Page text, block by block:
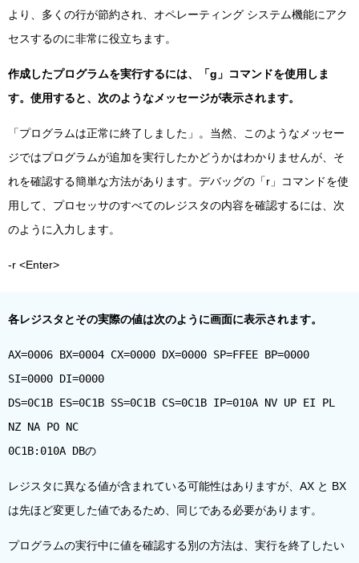
より、多くの行が節約され、オペレーティング システム機能にアク
セスするのに非常に役立ちます。
作成したプログラムを実行するには、「g」コマンドを使用しま
す。使用すると、次のようなメッセージが表示されます。
「プログラムは正常に終了しました」。当然、このようなメッセー
ジではプログラムが追加を実行したかどうかはわかりませんが、そ
れを確認する簡単な方法があります。デバッグの「r」コマンドを使
用して、プロセッサのすべてのレジスタの内容を確認するには、次
のように入力します。
-r <Enter>
各レジスタとその実際の値は次のように画面に表示されます。
AX=0006 BX=0004 CX=0000 DX=0000 SP=FFEE BP=0000
SI=0000 DI=0000
DS=0C1B ES=0C1B SS=0C1B CS=0C1B IP=010A NV UP EI PL
NZ NA PO NC
0C1B:010A DBの
レジスタに異なる値が含まれている可能性はありますが、AX と BX
は先ほど変更した値であるため、同じである必要があります。
プログラムの実行中に値を確認する別の方法は、実行を終了したい